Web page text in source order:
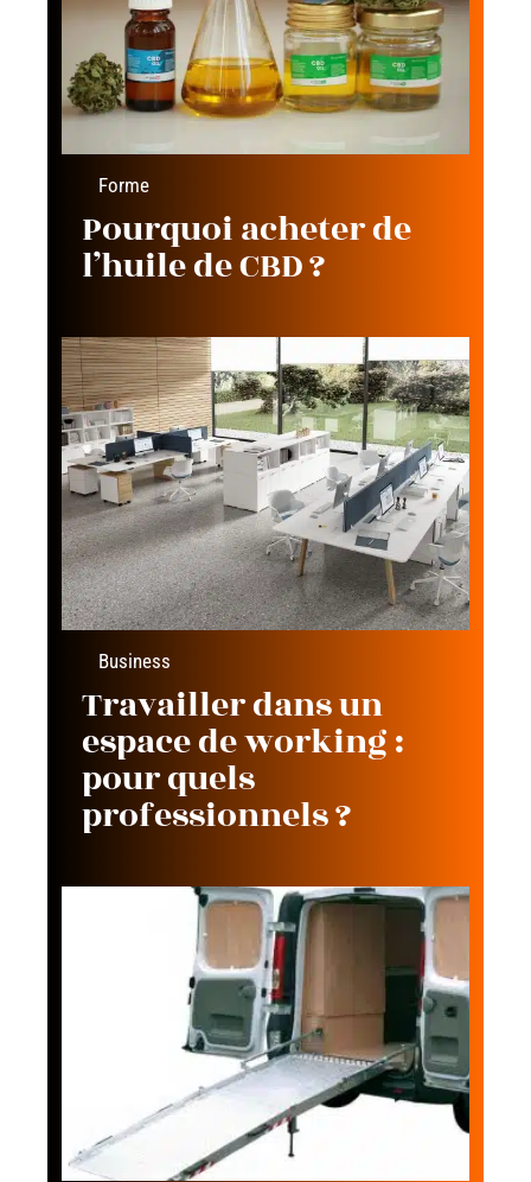
Forme
Pourquoi acheter de
l’huile de CBD ?
Business
Travailler dans un
espace de working :
pour quels
professionnels ?